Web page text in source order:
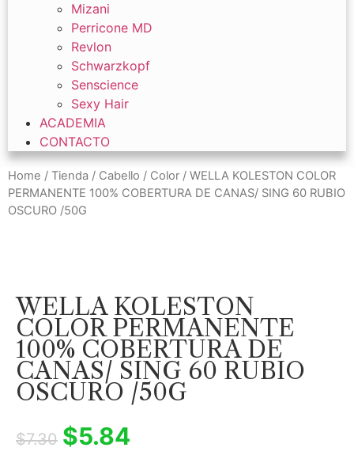
Mizani
Perricone MD
Revlon
Schwarzkopf
Senscience
Sexy Hair
ACADEMIA
CONTACTO
Home / Tienda / Cabello / Color / WELLA KOLESTON COLOR
PERMANENTE 100% COBERTURA DE CANAS/ SING 60 RUBIO
OSCURO /50G
WELLA KOLESTON
COLOR PERMANENTE
100% COBERTURA DE
CANAS/ SING 60 RUBIO
OSCURO /50G
$7.30 $5.84